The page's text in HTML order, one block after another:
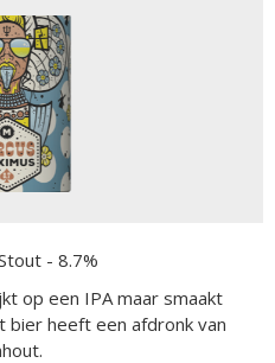
- 8.7%
op een IPA maar smaakt
bier heeft een afdronk van